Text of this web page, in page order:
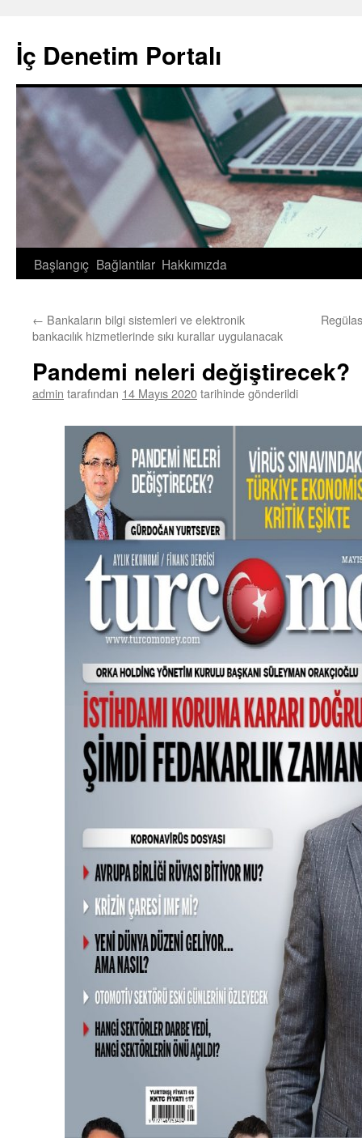
İç Denetim Portalı
İçeriğe
Başlangıç Bağlantılar Hakkımızda
← Bankaların bilgi sistemleri ve elektronik
bankacılık hizmetlerinde sıkı kurallar uygulanacak
Pandemi neleri değiştirecek?
admin tarafından 14 Mayıs 2020tarihinde gönderildi